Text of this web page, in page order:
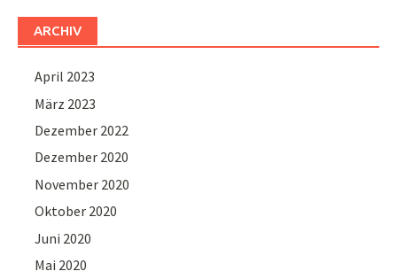
ARCHIV
April 2023
März 2023
Dezember 2022
Dezember 2020
November 2020
Oktober 2020
Juni 2020
Mai 2020